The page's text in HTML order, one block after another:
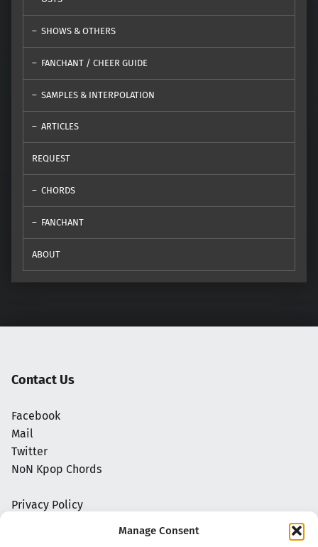
Manage Consent
SHOWS & OTHERS
FANCHANT / CHEER GUIDE
SAMPLES & INTERPOLATION
ARTICLES
REQUEST
CHORDS
FANCHANT
ABOUT
Contact Us
Facebook
Mail
Twitter
NoN Kpop Chords
Privacy Policy